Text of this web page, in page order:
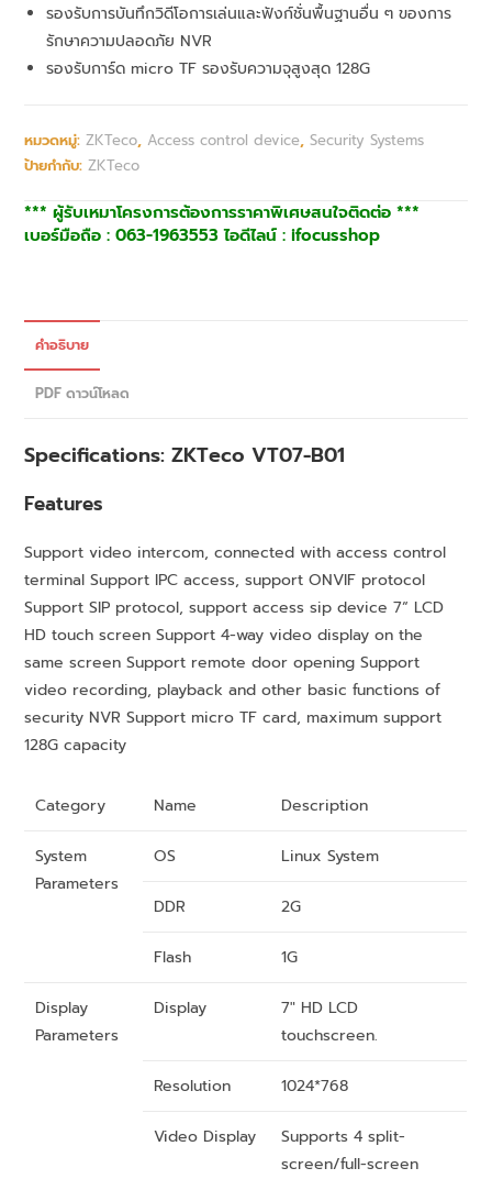
รองรับการบันทึกวิดีโอการเล่นและฟังก์ชั่นพื้นฐานอื่น ๆ ของการ
รักษาความปลอดภัย NVR
รองรับการ์ด micro TF รองรับความจุสูงสุด 128G
หมวดหมู่:ZKTeco, Access control device,Security Systems
ป้ายกำกับ:ZKTeco
*** ผู้รับเหมาโครงการต้องการราคาพิเศษสนใจติดต่อ ***
เบอร์มือถือ : 063-1963553 ไอดีไลน์ : ifocusshop
คำอธิบาย
PDF ดาวน์โหลด
Specifications:ZKTeco VT07-B01
Features
Support video intercom, connected with access control
terminal Support IPC access, support ONVIF protocol
Support SIP protocol, support access sip device 7“ LCD
HD touch screen Support 4-way video display on the
same screen Support remote door opening Support
video recording, playback and other basic functions of
security NVR Support micro TF card, maximum support
128G capacity
Category Name Description
System
Parameters
OS Linux System
DDR 2G
Flash 1G
Display
Parameters
Display
7″ HD LCD
touchscreen.
Resolution 1024*768
Video Display
Supports 4 split-
screen/full-screen